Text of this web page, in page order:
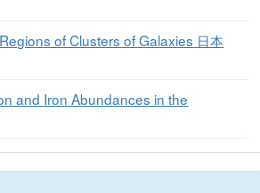
of Clusters of Galaxies 日本
and Iron Abundances in the